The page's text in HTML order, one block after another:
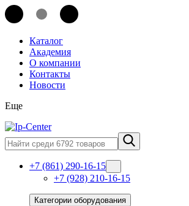
Каталог
Академия
О компании
Контакты
Новости
Еще
+7 (861) 290-16-15
+7 (928) 210-16-15
Категории оборудования